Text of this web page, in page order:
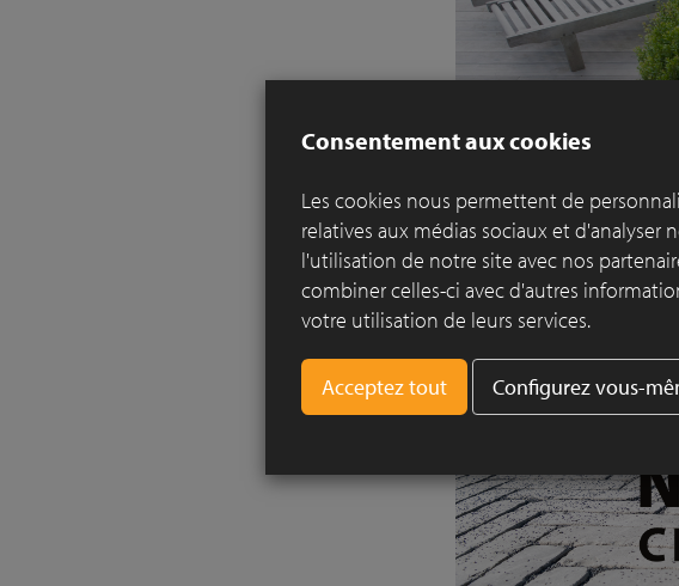
Consentement aux cookies
Les cookies nous permettent de
relatives aux médias sociaux et
l'utilisation de notre site avec nos
combiner celles-ci avec d'autres
votre utilisation de leurs services.
Configurez vous-